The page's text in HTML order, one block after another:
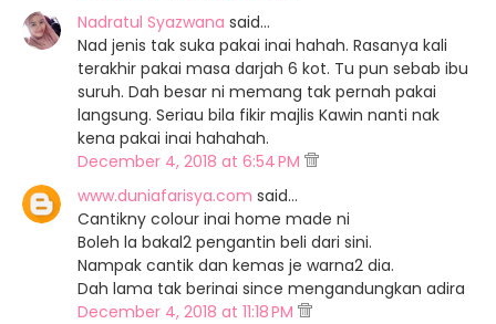
Nadratul Syazwana said…
Nad jenis tak suka pakai inai hahah. Rasanya kali
terakhir pakai masa darjah 6 kot. Tu pun sebab ibu
suruh. Dah besar ni memang tak pernah pakai
langsung. Seriau bila fikir majlis Kawin nanti nak
kena pakai inai hahahah.
December 4, 2018 at 6:54 PM
www.duniafarisya.com said…
Cantikny colour inai home made ni
Boleh la bakal2 pengantin beli dari sini.
Nampak cantik dan kemas je warna2 dia.
Dah lama tak berinai since mengandungkan adira
December 4, 2018 at 11:18 PM